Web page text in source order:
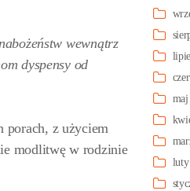
wewnątrz
dyspensy od
porach, z użyciem
modlitwę w rodzinie